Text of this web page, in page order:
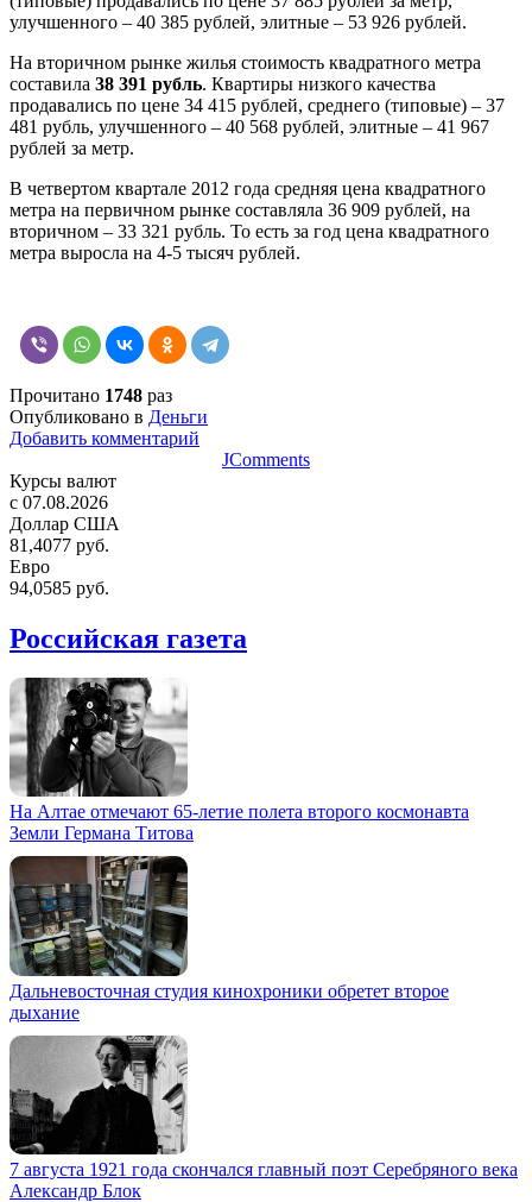
улучшенного – 40 385 рублей, элитные – 53 926 рублей.
На вторичном рынке жилья стоимость квадратного метра
составила 38 391 рубль. Квартиры низкого качества
продавались по цене 34 415 рублей, среднего (типовые) – 37
481 рубль, улучшенного – 40 568 рублей, элитные – 41 967
рублей за метр.
В четвертом квартале 2012 года средняя цена квадратного
метра на первичном рынке составляла 36 909 рублей, на
вторичном – 33 321 рубль. То есть за год цена квадратного
метра выросла на 4-5 тысяч рублей.
Прочитано 1748 раз
Опубликовано в Деньги
Добавить комментарий
JComments
Курсы валют
c 07.08.2026
Доллар США
81,4077 руб.
Евро
94,0585 руб.
Российская газета
На Алтае отмечают 65-летие полета второго космонавта
Земли Германа Титова
Дальневосточная студия кинохроники обретет второе
дыхание
7 августа 1921 года скончался главный поэт Серебряного века
Александр Блок